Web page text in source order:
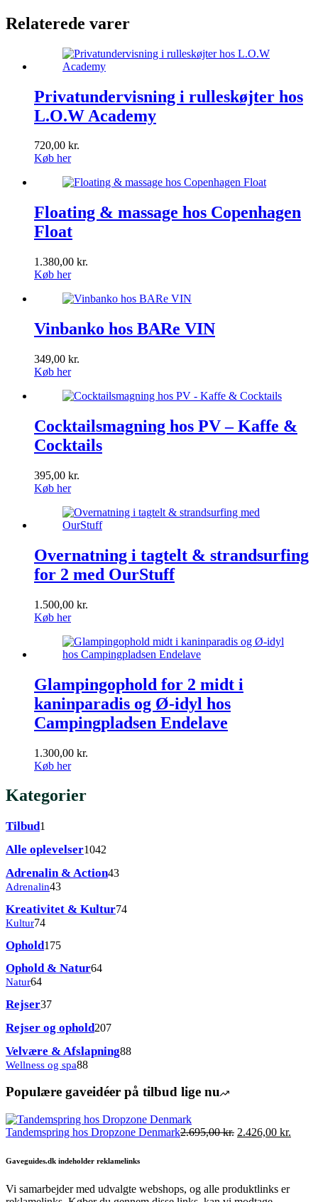
Relaterede varer
Privatundervisning i rulleskøjter hos
L.O.W Academy
720,00 kr.
Køb her
Floating & massage hos Copenhagen
Float
1.380,00 kr.
Køb her
Vinbanko hos BARe VIN
349,00 kr.
Køb her
Cocktailsmagning hos PV – Kaffe &
Cocktails
395,00 kr.
Køb her
Overnatning i tagtelt & strandsurfing
for 2 med OurStuff
1.500,00 kr.
Køb her
Glampingophold for 2 midt i
kaninparadis og Ø-idyl hos
Campingpladsen Endelave
1.300,00 kr.
Køb her
Kategorier
Tilbud1
Alle oplevelser1042
Adrenalin & Action4343
Adrenalin4343
Kreativitet & Kultur7474
Kultur7474
Ophold175175
Ophold & Natur6464
Natur6464
Rejser3737
Rejser og ophold207207
Velvære & Afslapning8888
Wellness og spa8888
Populære gaveidéer på tilbud lige nu
Tandemspring hos Dropzone Denmark2.695,00kr. Den
2.695,00 kr..
2.426,00 kr.
Gaveguides.dk indeholder reklamelinks
Vi samarbejder med udvalgte webshops, og alle produktlinks er